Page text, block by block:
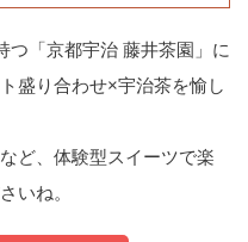
つ「京都宇治 藤井茶園」に
盛り合わせ×宇治茶を愉し
ど、体験型スイーツで楽
いね。